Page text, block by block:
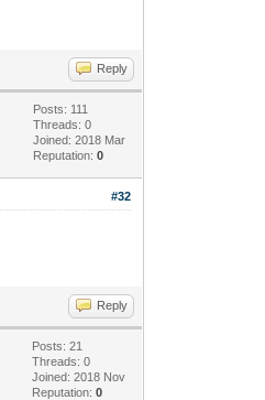
Reply
Posts: 111
Threads: 0
Joined: 2018 Mar
Reputation:0
#32
Reply
Posts: 21
Threads: 0
Joined: 2018 Nov
Reputation:0